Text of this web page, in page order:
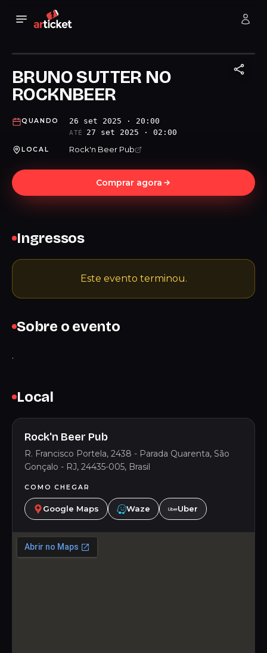
BRUNO SUTTER NO
ROCKNBEER
QUANDO 26 set 2025 · 20:00
ATÉ 27 set 2025 · 02:00
LOCAL Rock'n Beer Pub
Comprar agora
Sobre o evento
.
Local
Rock'n Beer Pub
R. Francisco Portela, 2438 - Parada Quarenta, São
Gonçalo - RJ, 24435-005, Brasil
COMO CHEGAR
Google Maps Waze Uber
Ingressos
Este evento terminou.